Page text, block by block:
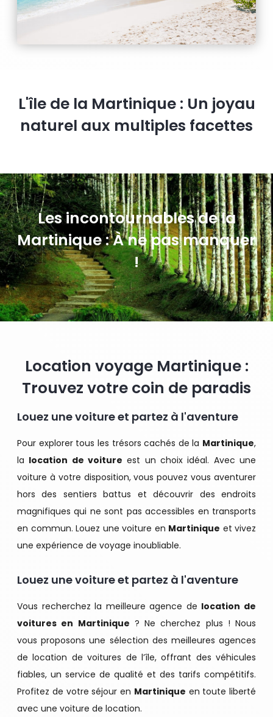
L'île de la Martinique : Un joyau
naturel aux multiples facettes
Les incontournables de la
Martinique : À ne pas manquer
!
Location voyage Martinique :
Trouvez votre coin de paradis
Louez une voiture et partez à l'aventure
Pour explorer tous les trésors cachés de la Martinique,
la location de voiture est un choix idéal. Avec une
voiture à votre disposition, vous pouvez vous aventurer
hors des sentiers battus et découvrir des endroits
magnifiques qui ne sont pas accessibles en transports
en commun. Louez une voiture en Martinique et vivez
une expérience de voyage inoubliable.
Louez une voiture et partez à l'aventure
Vous recherchez la meilleure agence de location de
voitures en Martinique ? Ne cherchez plus ! Nous
vous proposons une sélection des meilleures agences
de location de voitures de l’île, offrant des véhicules
fiables, un service de qualité et des tarifs compétitifs.
Profitez de votre séjour en Martinique en toute liberté
avec une voiture de location.